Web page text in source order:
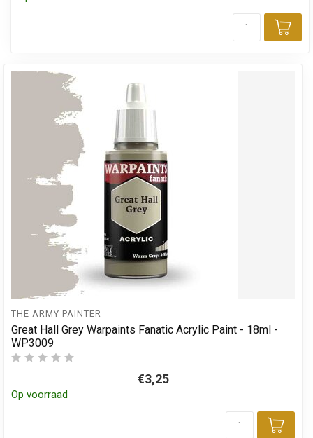
THE ARMY PAINTER
Great Hall Grey Warpaints Fanatic Acrylic Paint - 18ml -
WP3009
€3,25
Op voorraad